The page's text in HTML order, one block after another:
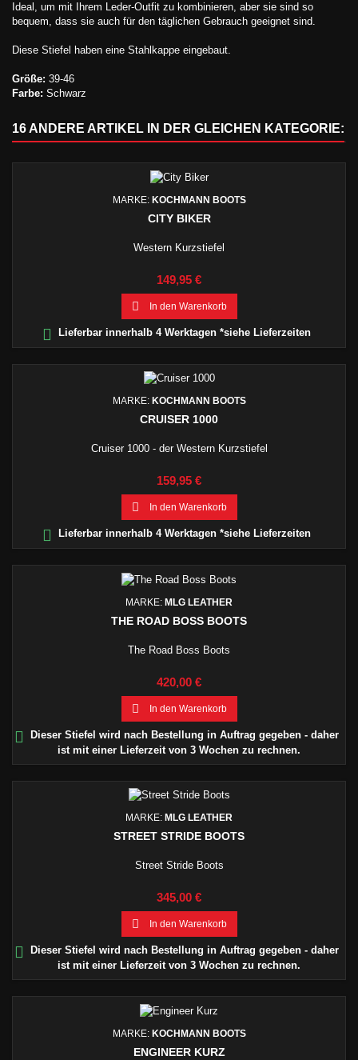
Ideal, um mit Ihrem Leder-Outfit zu kombinieren, aber sie sind so
bequem, dass sie auch für den täglichen Gebrauch geeignet sind.
Diese Stiefel haben eine Stahlkappe eingebaut.
Größe: 39-46
Farbe: Schwarz
16 ANDERE ARTIKEL IN DER GLEICHEN KATEGORIE:
MARKE: KOCHMANN BOOTS
CITY BIKER
Western Kurzstiefel
Preis
149,95 €
 In den Warenkorb
 Lieferbar innerhalb 4 Werktagen *siehe Lieferzeiten
MARKE: KOCHMANN BOOTS
CRUISER 1000
Cruiser 1000 - der Western Kurzstiefel
Preis
159,95 €
 In den Warenkorb
 Lieferbar innerhalb 4 Werktagen *siehe Lieferzeiten
MARKE: MLG LEATHER
THE ROAD BOSS BOOTS
The Road Boss Boots
Preis
420,00 €
 In den Warenkorb

Dieser Stiefel wird nach Bestellung in Auftrag gegeben - daher
ist mit einer Lieferzeit von 3 Wochen zu rechnen.
MARKE: MLG LEATHER
STREET STRIDE BOOTS
Street Stride Boots
Preis
345,00 €
 In den Warenkorb

Dieser Stiefel wird nach Bestellung in Auftrag gegeben - daher
ist mit einer Lieferzeit von 3 Wochen zu rechnen.
MARKE: KOCHMANN BOOTS
ENGINEER KURZ